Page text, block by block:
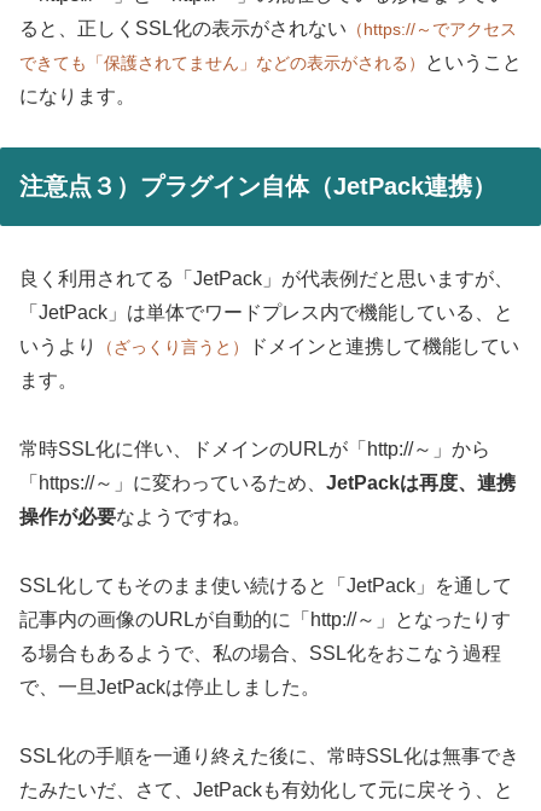
ると、正しくSSL化の表示がされない （https://～でアクセス
できても「保護されてません」などの表示がされる）
ということ
になります。
注意点３）プラグイン自体（JetPack連携）
良く利用されてる「JetPack」が代表例だと思いますが、
「JetPack」は単体でワードプレス内で機能している、と
いうより
（ざっくり言うと）
ドメインと連携して機能してい
ます。
常時SSL化に伴い、ドメインのURLが「http://～」から
「https://～」に変わっているため、 JetPackは再度、連携
操作が必要なようですね。
SSL化してもそのまま使い続けると「JetPack」を通して
記事内の画像のURLが自動的に「http://～」となったりす
る場合もあるようで、私の場合、SSL化をおこなう過程
で、一旦JetPackは停止しました。
SSL化の手順を一通り終えた後に、常時SSL化は無事でき
たみたいだ、さて、JetPackも有効化して元に戻そう、と